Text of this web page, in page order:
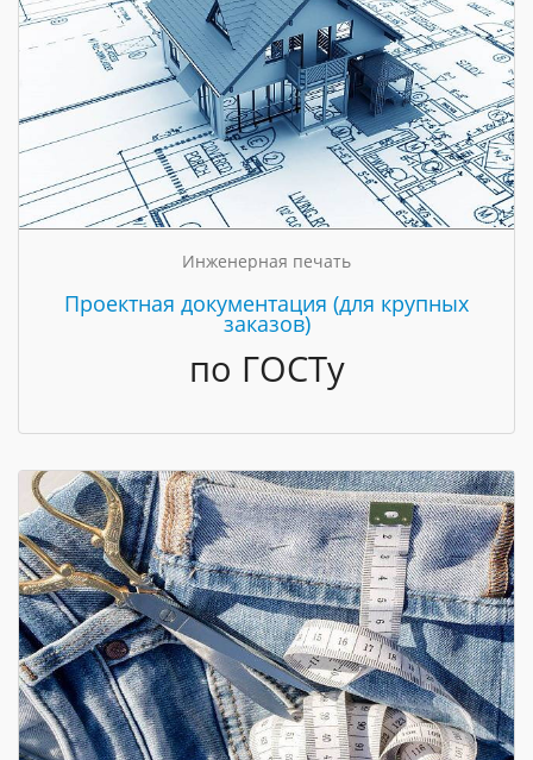
Инженерная печать
Проектная документация (для крупных
заказов)
по ГОСТу